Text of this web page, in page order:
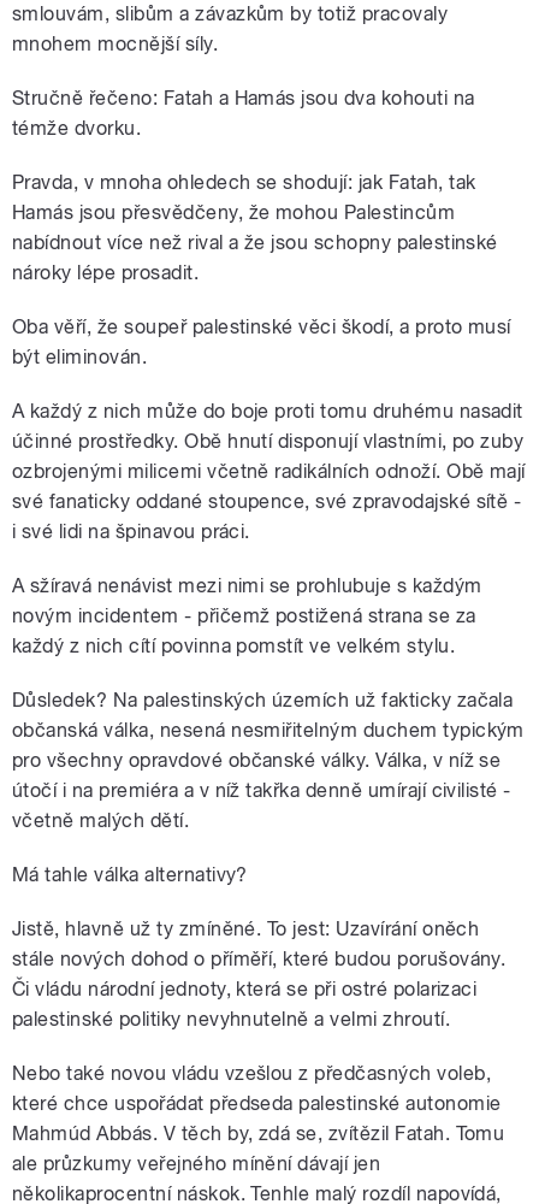
smlouvám, slibům a závazkům by totiž pracovaly
mnohem mocnější síly.
Stručně řečeno: Fatah a Hamás jsou dva kohouti na
témže dvorku.
Pravda, v mnoha ohledech se shodují: jak Fatah, tak
Hamás jsou přesvědčeny, že mohou Palestincům
nabídnout více než rival a že jsou schopny palestinské
nároky lépe prosadit.
Oba věří, že soupeř palestinské věci škodí, a proto musí
být eliminován.
A každý z nich může do boje proti tomu druhému nasadit
účinné prostředky. Obě hnutí disponují vlastními, po zuby
ozbrojenými milicemi včetně radikálních odnoží. Obě mají
své fanaticky oddané stoupence, své zpravodajské sítě -
i své lidi na špinavou práci.
A sžíravá nenávist mezi nimi se prohlubuje s každým
novým incidentem - přičemž postižená strana se za
každý z nich cítí povinna pomstít ve velkém stylu.
Důsledek? Na palestinských územích už fakticky začala
občanská válka, nesená nesmiřitelným duchem typickým
pro všechny opravdové občanské války. Válka, v níž se
útočí i na premiéra a v níž takřka denně umírají civilisté -
včetně malých dětí.
Má tahle válka alternativy?
Jistě, hlavně už ty zmíněné. To jest: Uzavírání oněch
stále nových dohod o příměří, které budou porušovány.
Či vládu národní jednoty, která se při ostré polarizaci
palestinské politiky nevyhnutelně a velmi zhroutí.
Nebo také novou vládu vzešlou z předčasných voleb,
které chce uspořádat předseda palestinské autonomie
Mahmúd Abbás. V těch by, zdá se, zvítězil Fatah. Tomu
ale průzkumy veřejného mínění dávají jen
několikaprocentní náskok. Tenhle malý rozdíl napovídá,